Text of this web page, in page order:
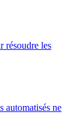
résoudre les
automatisés ne